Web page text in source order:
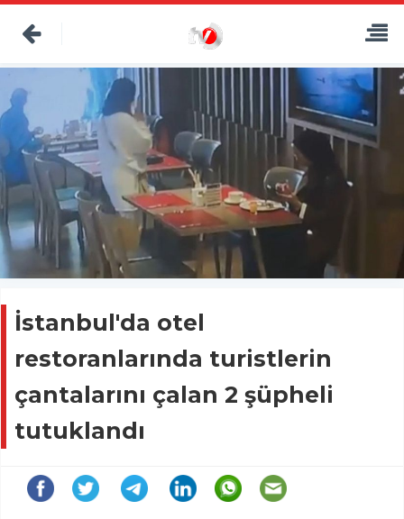
İstanbul'da otel
restoranlarında turistlerin
çantalarını çalan 2 şüpheli
tutuklandı